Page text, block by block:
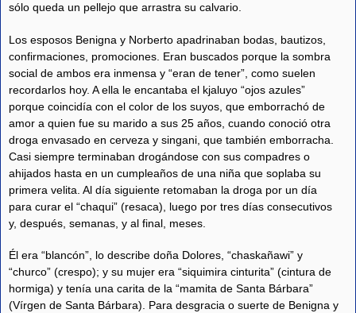
sólo queda un pellejo que arrastra su calvario.
Los esposos Benigna y Norberto apadrinaban bodas, bautizos,
confirmaciones, promociones. Eran buscados porque la sombra
social de ambos era inmensa y “eran de tener”, como suelen
recordarlos hoy. A ella le encantaba el kjaluyo “ojos azules”
porque coincidía con el color de los suyos, que emborrachó de
amor a quien fue su marido a sus 25 años, cuando conoció otra
droga envasado en cerveza y singani, que también emborracha.
Casi siempre terminaban drogándose con sus compadres o
ahijados hasta en un cumpleaños de una niña que soplaba su
primera velita. Al día siguiente retomaban la droga por un día
para curar el “chaqui” (resaca), luego por tres días consecutivos
y, después, semanas, y al final, meses.
Él era “blancón”, lo describe doña Dolores, “chaskañawi” y
“churco” (crespo); y su mujer era “siquimira cinturita” (cintura de
hormiga) y tenía una carita de la “mamita de Santa Bárbara”
(Vírgen de Santa Bárbara). Para desgracia o suerte de Benigna y